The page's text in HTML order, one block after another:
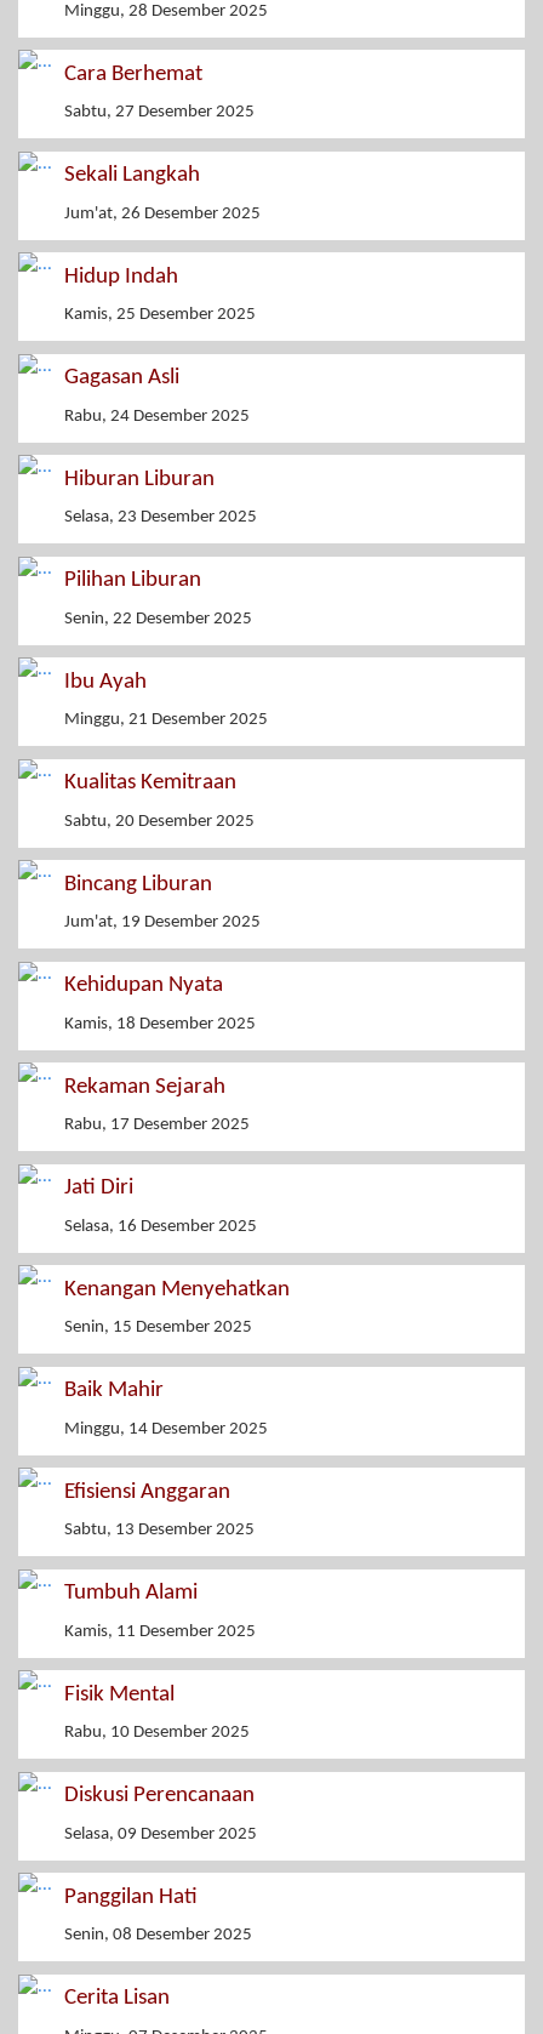
Minggu, 28 Desember 2025
Cara Berhemat
Sabtu, 27 Desember 2025
Sekali Langkah
Jum'at, 26 Desember 2025
Hidup Indah
Kamis, 25 Desember 2025
Gagasan Asli
Rabu, 24 Desember 2025
Hiburan Liburan
Selasa, 23 Desember 2025
Pilihan Liburan
Senin, 22 Desember 2025
Ibu Ayah
Minggu, 21 Desember 2025
Kualitas Kemitraan
Sabtu, 20 Desember 2025
Bincang Liburan
Jum'at, 19 Desember 2025
Kehidupan Nyata
Kamis, 18 Desember 2025
Rekaman Sejarah
Rabu, 17 Desember 2025
Jati Diri
Selasa, 16 Desember 2025
Kenangan Menyehatkan
Senin, 15 Desember 2025
Baik Mahir
Minggu, 14 Desember 2025
Efisiensi Anggaran
Sabtu, 13 Desember 2025
Tumbuh Alami
Kamis, 11 Desember 2025
Fisik Mental
Rabu, 10 Desember 2025
Diskusi Perencanaan
Selasa, 09 Desember 2025
Panggilan Hati
Senin, 08 Desember 2025
Cerita Lisan